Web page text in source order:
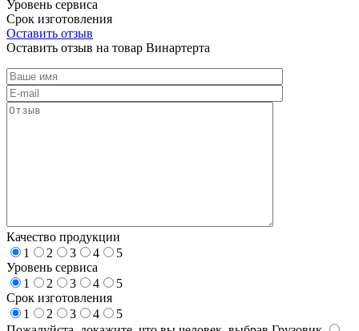
Уровень сервиса
Срок изготовления
Оставить отзыв
Оставить отзыв на товар Винартерта
Качество продукции
1
2 3 4
5
Уровень сервиса
1
2 3 4
5
Срок изготовления
1
2 3 4
5